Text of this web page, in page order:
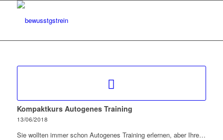
Kompaktkurs Autogenes Training
13/06/2018
Sie wollten immer schon Autogenes Training erlernen, aber Ihre…